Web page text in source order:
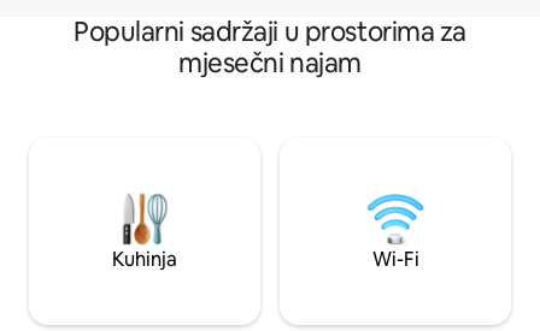
Popularni sadržaji u prostorima za
mjesečni najam
Kuhinja Wi-Fi